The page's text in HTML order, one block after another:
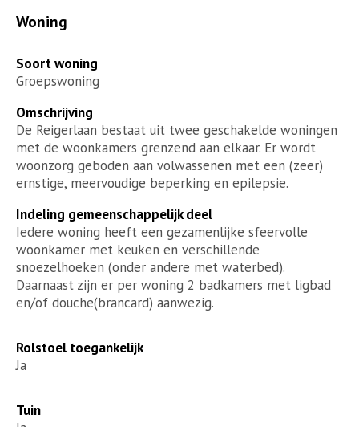
Woning
Soort woning
Groepswoning
Omschrijving
De Reigerlaan bestaat uit twee geschakelde woningen
met de woonkamers grenzend aan elkaar. Er wordt
woonzorg geboden aan volwassenen met een (zeer)
ernstige, meervoudige beperking en epilepsie.
Indeling gemeenschappelijk deel
Iedere woning heeft een gezamenlijke sfeervolle
woonkamer met keuken en verschillende
snoezelhoeken (onder andere met waterbed).
Daarnaast zijn er per woning 2 badkamers met ligbad
en/of douche(brancard) aanwezig.
Rolstoel toegankelijk
Ja
Tuin